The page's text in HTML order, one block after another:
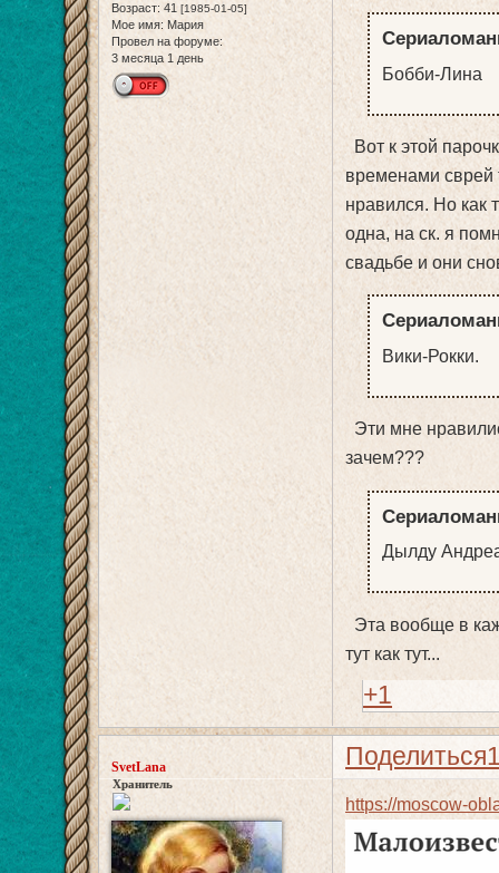
Возраст: 41 [1985-01-05]
Мое имя: Мария
Провел на форуме:
3 месяца 1 день
Бобби-Лина
Вот к этой
временами сврей
нравился. Но как
одна, на ск. я
свадьбе и они
Вики-Рокки.
Эти мне
зачем???
Дылду
Эта вообще в
тут как тут...
+1
Поделиться
SvetLana
Хранитель
https://moscow-